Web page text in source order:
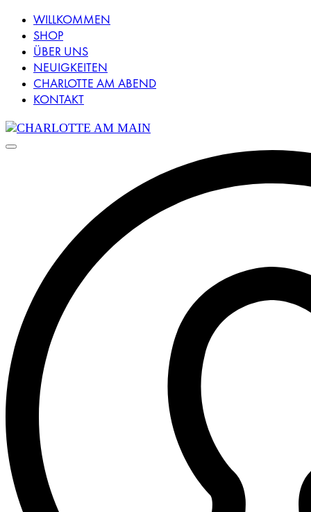
WILLKOMMEN
SHOP
ÜBER UNS
NEUIGKEITEN
CHARLOTTE AM ABEND
KONTAKT